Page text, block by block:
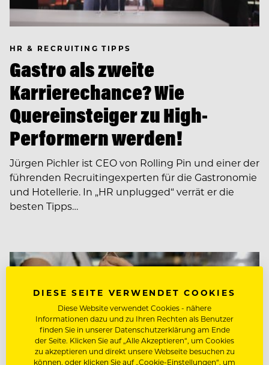
HR & RECRUITING TIPPS
Gastro als zweite
Karrierechance? Wie
Quereinsteiger zu High-
Performern werden!
Jürgen Pichler ist CEO von Rolling Pin und einer der
führenden Recruiting­experten für die Gastronomie
und Hotellerie. In ­­„HR unplugged“ verrät er die
besten Tipps…
DIESE SEITE VERWENDET COOKIES
Diese Website verwendet Cookies - nähere
Informationen dazu und zu Ihren Rechten als Benutzer
finden Sie in unserer Datenschutzerklärung am Ende
der Seite. Klicken Sie auf „Alle Akzeptieren“, um Cookies
zu akzeptieren und direkt unsere Webseite besuchen zu
können, oder klicken Sie auf „Cookie-Einstellungen“, um